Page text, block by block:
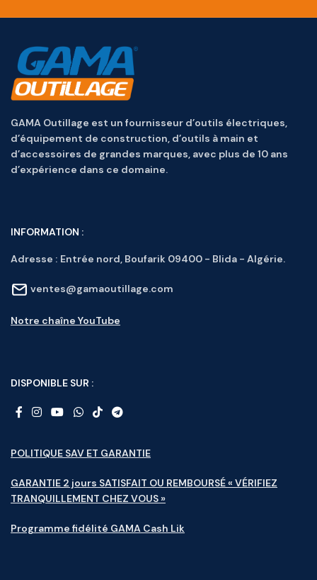
GAMA Outillage est un fournisseur d’outils électriques,
d’équipement de construction, d’outils à main et
d’accessoires de grandes marques, avec plus de 10 ans
d’expérience dans ce domaine.
INFORMATION :
Adresse : Entrée nord, Boufarik 09400 - Blida - Algérie.
ventes@gamaoutillage.com
Notre chaîne YouTube
DISPONIBLE SUR :
POLITIQUE SAV ET GARANTIE
GARANTIE 2 jours SATISFAIT OU REMBOURSÉ « VÉRIFIEZ
TRANQUILLEMENT CHEZ VOUS »
Programme fidélité GAMA Cash Lik